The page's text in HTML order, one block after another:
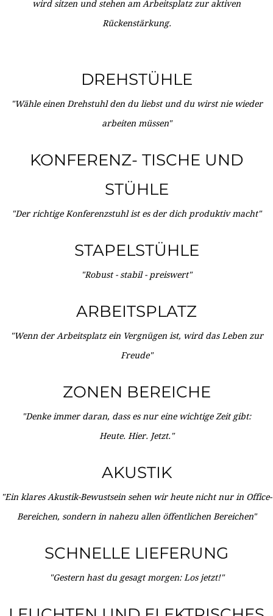
wird sitzen und stehen am Arbeitsplatz zur aktiven
Rückenstärkung.
DREHSTÜHLE
"Wähle einen Drehstuhl den du liebst und du wirst nie wieder
arbeiten müssen"
KONFERENZ- TISCHE UND
STÜHLE
"Der richtige Konferenzstuhl ist es der dich produktiv macht"
STAPELSTÜHLE
"Robust - stabil - preiswert"
ARBEITSPLATZ
"Wenn der Arbeitsplatz ein Vergnügen ist, wird das Leben zur
Freude"
ZONEN BEREICHE
"Denke immer daran, dass es nur eine wichtige Zeit gibt:
Heute. Hier. Jetzt."
AKUSTIK
"Ein klares Akustik-Bewustsein sehen wir heute nicht nur in Office-
Bereichen, sondern in nahezu allen öffentlichen Bereichen"
SCHNELLE LIEFERUNG
"Gestern hast du gesagt morgen: Los jetzt!"